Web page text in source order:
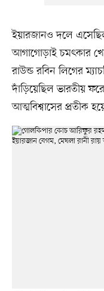
ইয়ারজানও দলে এসেছিল
আগাগোড়াই চমৎকার
রাউন্ড রবিন লিগের
দাঁড়িয়েছিল ভারতীয়
আত্মবিশ্বাসের প্রতীক